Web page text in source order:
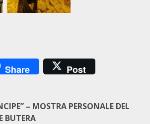
Share Post
– MOSTRA PERSONALE DEL
BUTERA